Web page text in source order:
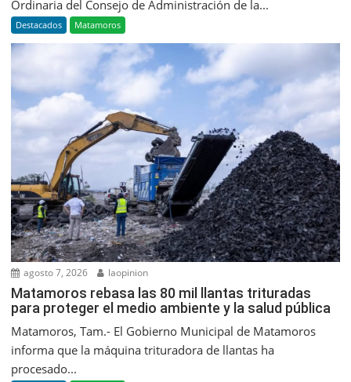
Ordinaria del Consejo de Administración de la...
Destacados Matamoros
agosto 7, 2026 laopinion
Matamoros rebasa las 80 mil llantas trituradas
para proteger el medio ambiente y la salud pública
Matamoros, Tam.- El Gobierno Municipal de Matamoros
informa que la máquina trituradora de llantas ha
procesado...